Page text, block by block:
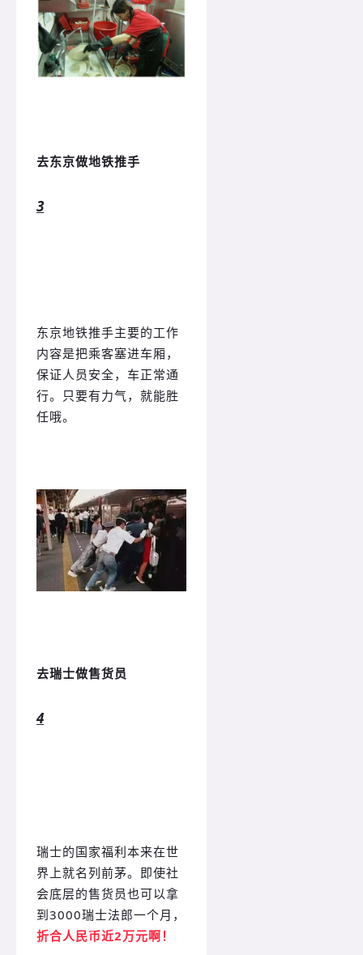
去东京做地铁推手
3
东京地铁推手主要的工作
内容是把乘客塞进车厢，
保证人员安全，车正常通
行。 只要有力气，就能胜
任哦。
去瑞士做售货员
4
瑞士的国家福利本来在世
界上就名列前茅。即使社
会底层的售货员也可以拿
到3000瑞士法郎一个月，
折合人民币近2万元啊 ！